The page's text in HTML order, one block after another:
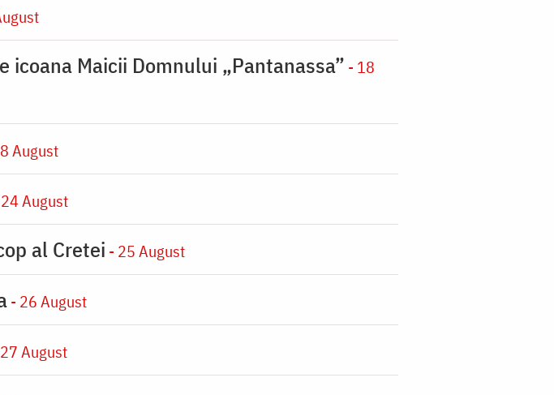
Maicii Domnului „Pantanassa” - 18
August
August
al Cretei - 25 August
- 26 August
August